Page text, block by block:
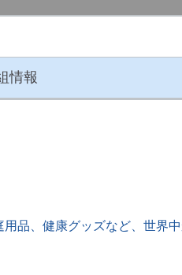
情報
品、健康グッズなど、世界